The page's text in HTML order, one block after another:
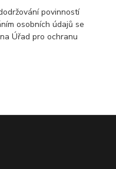
povinností
osobních údajů se
Úřad pro ochranu